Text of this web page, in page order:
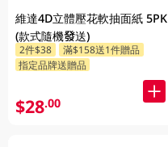
維達4D立體壓花軟抽面紙 5PK
(款式隨機發送)
2件$38
滿$158送1件贈品
指定品牌送贈品
$28.00